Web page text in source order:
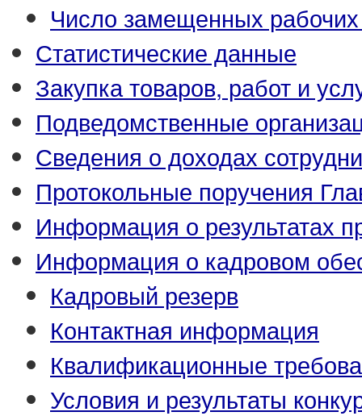
Число замещенных
Статистические данные
Закупка товаров, работ и
Подведомственные
Сведения о доходах
Протокольные поручения
Информация о результатах
Информация о кадровом
Кадровый резерв
Контактная информация
Квалификационные
Условия и результаты